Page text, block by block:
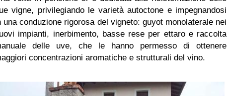
vigne, privilegiando le varietà autoctone e impegnandosi
una conduzione rigorosa del vigneto: guyot monolaterale nei
impianti, inerbimento, basse rese per ettaro e raccolta
delle uve, che le hanno permesso di ottenere
concentrazioni aromatiche e strutturali del vino.